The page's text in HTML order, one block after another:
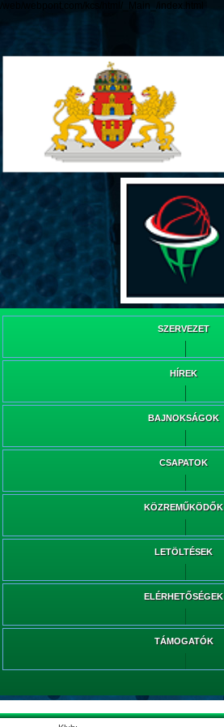
/web/webpont.com/kcs/html/_Main_/index.html
SZERVEZET
HÍREK
BAJNOKSÁGOK
CSAPATOK
KÖZREMŰKÖDŐK
LETÖLTÉSEK
ELÉRHETŐSÉGEK
TÁMOGATÓK